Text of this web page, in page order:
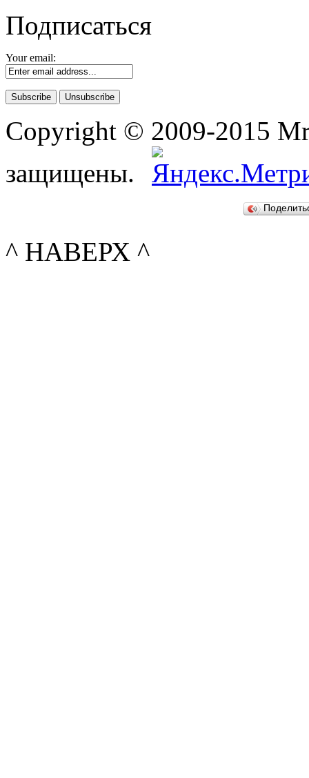
Подписаться
Your email:
Copyright © 2009-2015
защищены.
^ НАВЕРХ ^